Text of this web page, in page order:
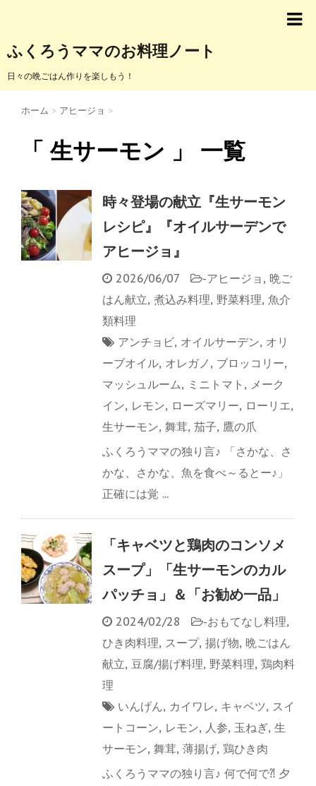
ふくろうママのお料理ノート
日々の晩ごはん作りを楽しもう！
ホーム > アヒージョ >
「 生サーモン 」 一覧
時々登場の献立『生サーモン
レシピ』『オイルサーデンで
アヒージョ』
2026/06/07 -アヒージョ , 晩ご
はん献立, 煮込み料理, 野菜料理, 魚介
類料理
アンチョビ, オイルサーデン, オリ
ーブオイル, オレガノ , ブロッコリー,
マッシュルーム, ミニトマト , メーク
イン, レモン, ローズマリー, ローリエ,
生サーモン, 舞茸, 茄子, 鷹の爪
ふくろうママの独り言♪ 「さかな、さ
かな、さかな、魚を食べ～るとー♪」
正確には覚 ...
「キャベツと鶏肉のコンソメ
スープ」「生サーモンのカル
パッチョ」＆「お勧め一品」
2024/02/28 -おもてなし料理,
ひき肉料理, スープ, 揚げ物, 晩ごはん
献立, 豆腐/揚げ料理, 野菜料理, 鶏肉料
理
いんげん, カイワレ, キャベツ, スイ
ートコーン, レモン, 人参, 玉ねぎ, 生
サーモン, 舞茸, 薄揚げ, 鶏ひき肉
ふくろうママの独り言♪ 何で何で⁈ 夕